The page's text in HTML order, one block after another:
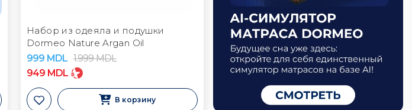
Набор из одеяла и подушки
Dormeo Nature Argan Oil
999 MDL 1.999MDL
949 MDL
В корзину